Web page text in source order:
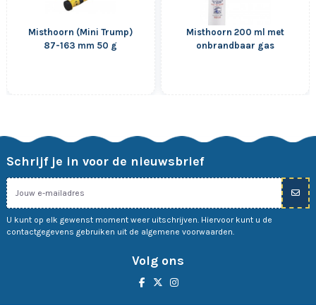
Misthoorn (Mini Trump)
87-163 mm 50 g
Misthoorn 200 ml met
onbrandbaar gas
Schrijf je in voor de nieuwsbrief
U kunt op elk gewenst moment weer uitschrijven. Hiervoor kunt u de
contactgegevens gebruiken uit de algemene voorwaarden.
Volg ons